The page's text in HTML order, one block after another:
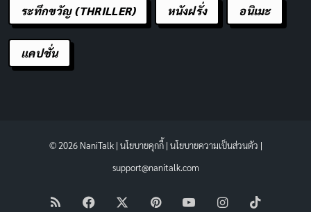
ระทึกขวัญ (THRILLER) หนังฝรั่ง อนิเมะ
แคปชั่น
© 2026 NaniTalk | นโยบายคุกกี้| นโยบายความเป็นส่วนตัว |
support@nanitalk.com
RSS Facebook PinterestYouTubeInstagram